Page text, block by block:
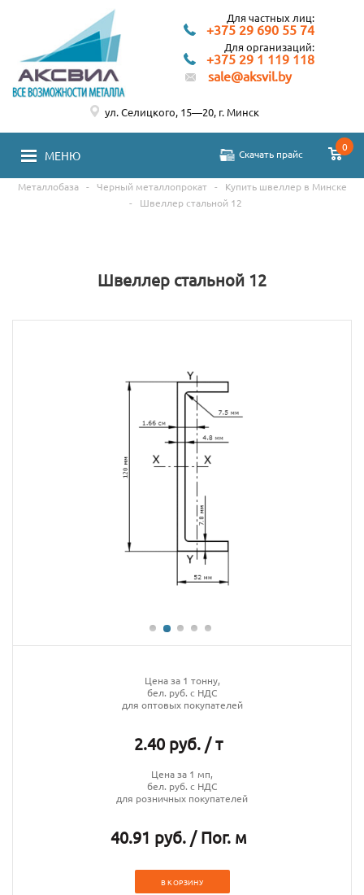
Для частных лиц:
+375 29 690 55 74
Для организаций:
+375 29 1 119 118
sale@aksvil.by
МЕНЮ Скачать прайс
0
ул. Селицкого, 15—20, г. Минск
Металлобаза - Черный металлопрокат -
Купить швеллер в Минске
-
Швеллер стальной 12
Швеллер стальной 12
Цена за 1 тонну,
бел. руб. с НДС
для оптовых покупателей
2.40 руб. / т
Цена за 1 мп,
бел. руб. с НДС
для розничных покупателей
40.91 руб. / Пог. м
В КОРЗИНУ